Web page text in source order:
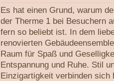
Es hat einen Grund, warum
der Therme 1 bei Besuchern
fern so beliebt ist. In dem
renovierten
Raum für Spaß und
Entspannung und Ruhe. Stil
Einzigartigkeit verbinden sich